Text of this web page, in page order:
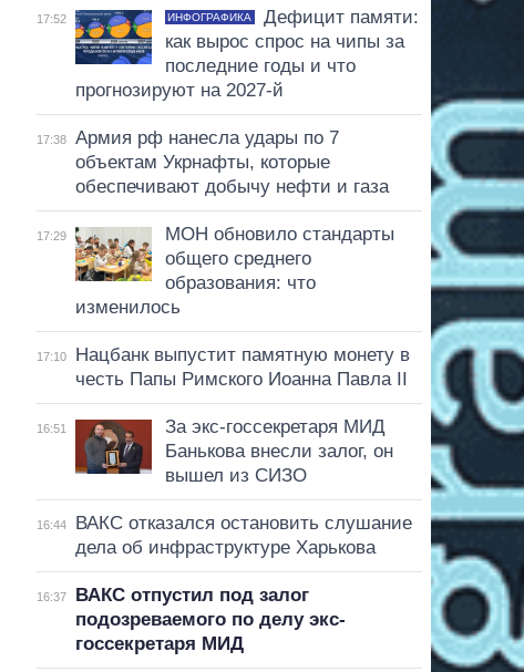
17:52 ИНФОГРАФИКА
Дефицит памяти:
как вырос спрос на чипы за
последние годы и что
прогнозируют на 2027-й
17:38
Армия рф нанесла удары по 7
объектам Укрнафты, которые
обеспечивают добычу нефти и газа
17:29
МОН обновило стандарты
общего среднего
образования: что
изменилось
17:10
Нацбанк выпустит памятную монету в
честь Папы Римского Иоанна Павла II
16:51
За экс-госсекретаря МИД
Банькова внесли залог, он
вышел из СИЗО
16:44
ВАКС отказался остановить слушание
дела об инфраструктуре Харькова
16:37
ВАКС отпустил под залог
подозреваемого по делу экс-
госсекретаря МИД